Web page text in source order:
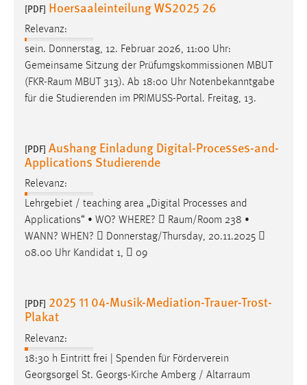
[PDF] Hoersaaleinteilung WS2025 26
Relevanz:
sein. Donnerstag, 12. Februar 2026, 11:00 Uhr:
Gemeinsame Sitzung der Prüfumgskommissionen MBUT
(FKR-Raum MBUT 313). Ab 18:00 Uhr Notenbekanntgabe
für die Studierenden im PRIMUSS-Portal. Freitag, 13.
[PDF] Aushang Einladung Digital-Processes-and-
Applications Studierende
Relevanz:
Lehrgebiet / teaching area „Digital Processes and
Applications“ • WO? WHERE?  Raum/Room 238 •
WANN? WHEN?  Donnerstag/Thursday, 20.11.2025 
08.00 Uhr Kandidat 1,  09
[PDF] 2025 11 04-Musik-Mediation-Trauer-Trost-
Plakat
Relevanz:
18:30 h Eintritt frei | Spenden für Förderverein
Georgsorgel St. Georgs-Kirche Amberg / Altarraum